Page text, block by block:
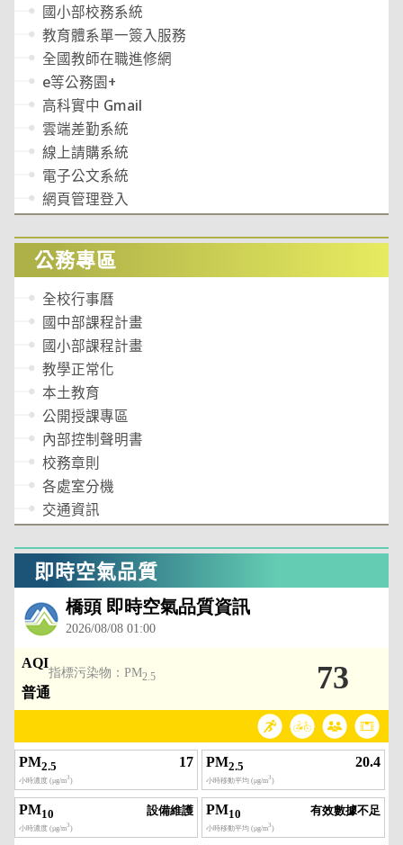
國小部校務系統
教育體系單一簽入服務
全國教師在職進修網
e等公務園+
高科實中 Gmail
雲端差勤系統
線上請購系統
電子公文系統
網頁管理登入
公務專區
全校行事曆
國中部課程計畫
國小部課程計畫
教學正常化
本土教育
公開授課專區
內部控制聲明書
校務章則
各處室分機
交通資訊
即時空氣品質